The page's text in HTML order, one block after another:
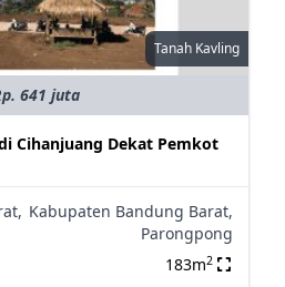
Tanah Kavling
641 juta
Cihanjuang Dekat Pemkot
Kabupaten Bandung Barat,
Parongpong
183m2